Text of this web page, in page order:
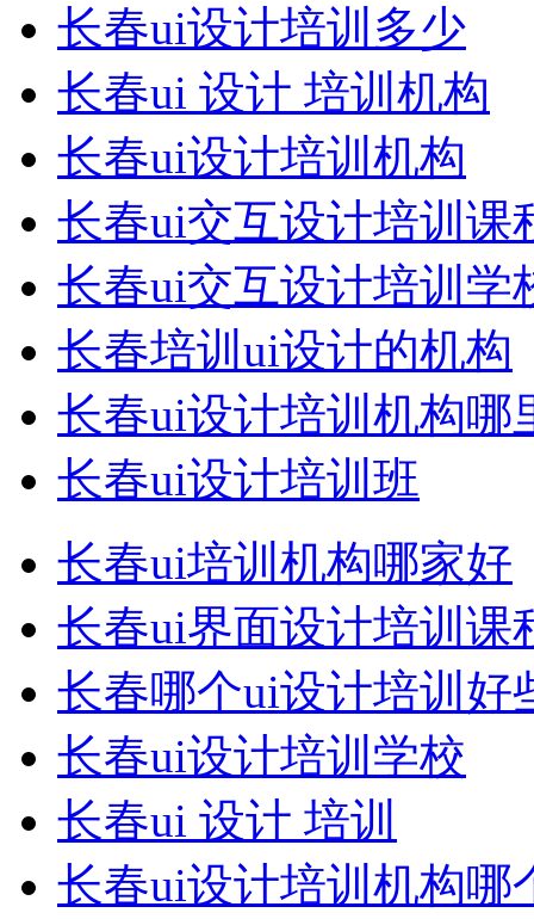
长春ui设计培训多少
长春ui 设计 培训机构
长春ui设计培训机构
长春ui交互设计培训课
长春ui交互设计培训学
长春培训ui设计的机构
长春ui设计培训机构哪
长春ui设计培训班
长春ui培训机构哪家好
长春ui界面设计培训课
长春哪个ui设计培训好
长春ui设计培训学校
长春ui 设计 培训
长春ui设计培训机构哪